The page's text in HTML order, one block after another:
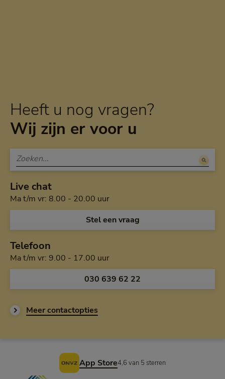
Heeft u nog vragen?
Wij zijn er voor u
Live chat
Ma t/m vr: 8.00 - 20.00 uurMaandag tot en met vrijdag
Open de chat en
Stel een vraag
Telefoon
Ma t/m vr: 9.00 - 17.00 uurMaandag tot en met vrijdag
030 639 62 22
Meer contactopties
App Store4,6 van 5 sterren